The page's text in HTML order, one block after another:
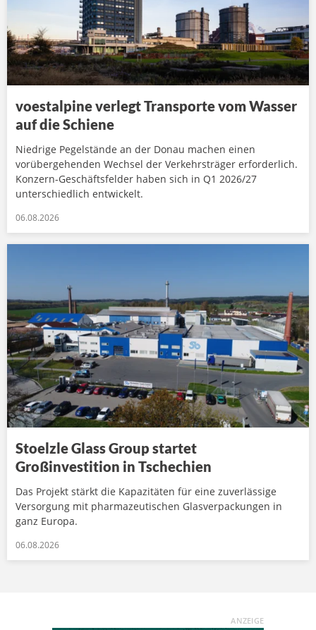
voestalpine verlegt Transporte vom Wasser
auf die Schiene
Niedrige Pegelstände an der Donau machen einen
vorübergehenden Wechsel der Verkehrsträger erforderlich.
Konzern-Geschäftsfelder haben sich in Q1 2026/27
unterschiedlich entwickelt.
06.08.2026
Stoelzle Glass Group startet
Großinvestition in Tschechien
Das Projekt stärkt die Kapazitäten für eine zuverlässige
Versorgung mit pharmazeutischen Glasverpackungen in
ganz Europa.
06.08.2026
ANZEIGE